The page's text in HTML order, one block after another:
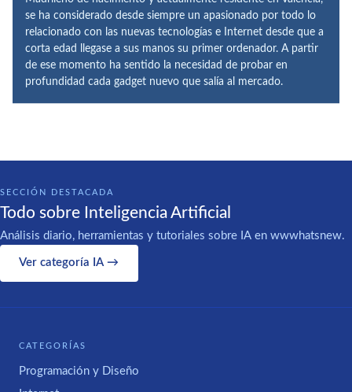
se ha considerado desde siempre un apasionado por todo lo
relacionado con las nuevas tecnologías e Internet desde que a
corta edad llegase a sus manos su primer ordenador. A partir
de ese momento ha sentido la necesidad de probar en
profundidad cada gadget nuevo que salía al mercado.
SECCIÓN DESTACADA
Todo sobre Inteligencia Artificial
Análisis diario, herramientas y tutoriales sobre IA en wwwhatsnew.
Ver categoría IA →
CATEGORÍAS
Programación y Diseño